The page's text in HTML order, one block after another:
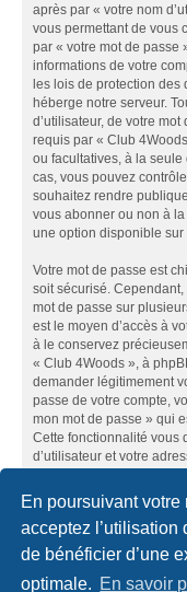
En poursuivant
acceptez l’utilisation
de bénéficier d’une
optimale. En savoir
après par « votre nom
vous permettant de vous
par « votre mot de passe
informations de votre
les lois de protection des
héberge notre serveur.
d’utilisateur, de votre
requis par « Club
ou facultatives, à la
cas, vous pouvez
souhaitez rendre
vous abonner ou non à
une option disponible sur
Votre mot de passe est
soit sécurisé.
mot de passe sur
est le moyen d’accès à
à le conservez
« Club 4Woods », à
demander légitimement
passe de votre compte,
mon mot de passe » qui
Cette fonctionnalité vous
d’utilisateur et votre
alors un nouveau mot
contrôle de votre compte.
Accueil du forum Nous